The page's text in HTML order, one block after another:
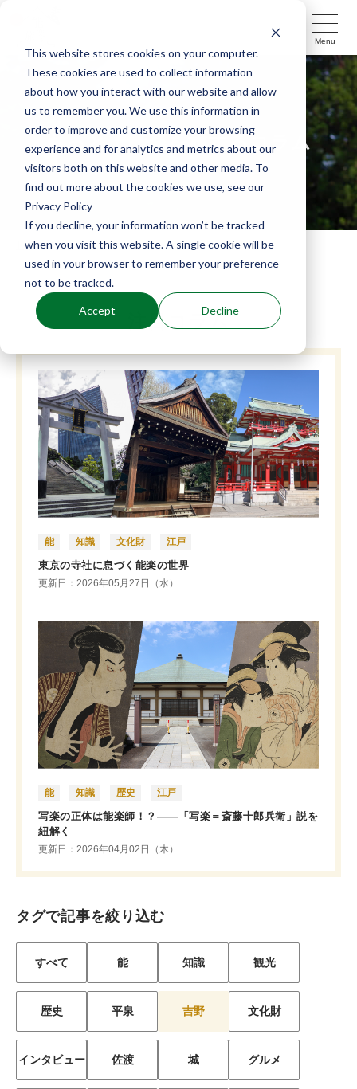
This website stores cookies on your computer.
These cookies are used to collect information
about how you interact with our website and allow
us to remember you. We use this information in
order to improve and customize your browsing
experience and for analytics and metrics about our
visitors both on this website and other media. To
find out more about the cookies we use, see our
Privacy Policy
If you decline, your information won’t be tracked
when you visit this website. A single cookie will be
used in your browser to remember your preference
not to be tracked.
Accept Decline
Menu
もっと！能楽を旅するコラム
TOP コラム
注目コラム
能 知識 文化財 江戸
東京の寺社に息づく能楽の世界
更新日：2026年05月27日（水）
能 知識 歴史 江戸
写楽の正体は能楽師！？――「写楽＝斎藤十郎兵衛」説を
紐解く
更新日：2026年04月02日（木）
タグで記事を絞り込む
すべて 能 知識 観光
歴史 平泉 吉野 文化財
インタビュー 佐渡 城 グルメ